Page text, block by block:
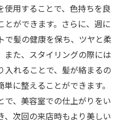
使用することで、色持ちを良
とができます。さらに、週に
で髪の健康を保ち、ツヤと柔
また、スタイリングの際には
入れることで、髪が絡まるの
に整えることができます。
で、美容室での仕上がりをい
、次回の来店時もより美しい